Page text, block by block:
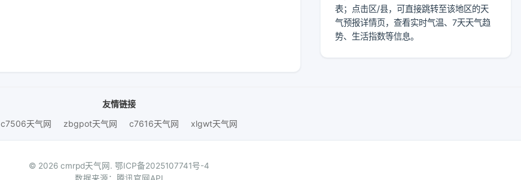
表；点击区/县，可直接跳转至该地区的天
气预报详情页，查看实时气温、7天天气趋
势、生活指数等信息。
友情链接
c7506天气网
zbgpot天气网 c7616天气网 xlgwt天气网
© 2026 cmrpd天气网. 鄂ICP备2025107741号-4